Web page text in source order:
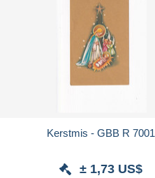
Kerstmis - GBB R 7001
± 1,73 US$